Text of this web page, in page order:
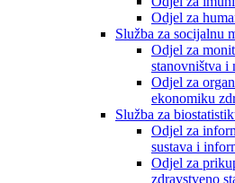
Odjel za
Služba za socijalnu
Odjel za
stanovništva i
Odjel za
ekonomiku
Služba za
Odjel za
sustava i
Odjel za
zdravstveno